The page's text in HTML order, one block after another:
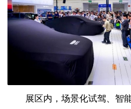
展区内，场景化试驾、智